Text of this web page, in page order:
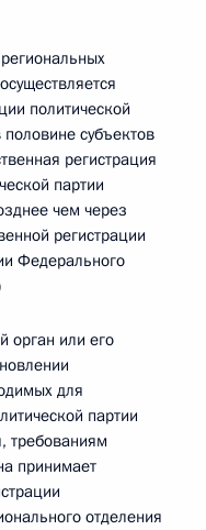
политической
субъектов
регистрация
партии
чем через
регистрации
Федерального
орган или его
для
партии
требованиям
принимает
отделения